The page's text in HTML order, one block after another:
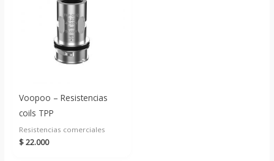
Voopoo – Resistencias
coils TPP
Resistencias comerciales
$22.000